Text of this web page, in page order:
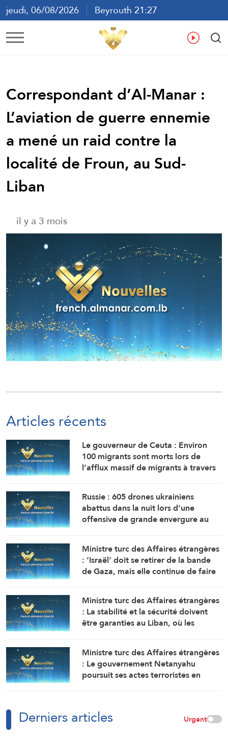
jeudi, 06/08/2026
Beyrouth 21:27
ع
Correspondant d’Al-Manar :
L’aviation de guerre ennemie
a mené un raid contre la
localité de Froun, au Sud-
Liban
il y a 3 mois
Articles récents
Le gouverneur de Ceuta : Environ
100 migrants sont morts lors de
l’afflux massif de migrants à travers
Russie : 605 drones ukrainiens
abattus dans la nuit lors d’une
offensive de grande envergure au
Ministre turc des Affaires étrangères
: ‘Israël’ doit se retirer de la bande
de Gaza, mais elle continue de faire
Ministre turc des Affaires étrangères
: La stabilité et la sécurité doivent
être garanties au Liban, où les
ont entraîné la mort et le
déplacement de milliers de
personnes
Ministre turc des Affaires étrangères
: Le gouvernement Netanyahu
poursuit ses actes terroristes en
Derniers articles Urgent